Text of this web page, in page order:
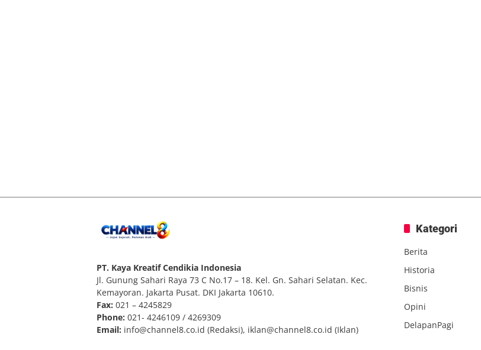
PT. Kaya Kreatif Cendikia Indonesia
Jl. Gunung Sahari Raya 73 C No.17 – 18. Kel. Gn. Sahari Selatan. Kec.
Kemayoran. Jakarta Pusat. DKI Jakarta 10610.
Fax: 021 – 4245829
Phone: 021- 4246109 / 4269309
Email: info@channel8.co.id (Redaksi), iklan@channel8.co.id (Iklan)
Kategori
Berita
Historia
Bisnis
Opini
DelapanPagi